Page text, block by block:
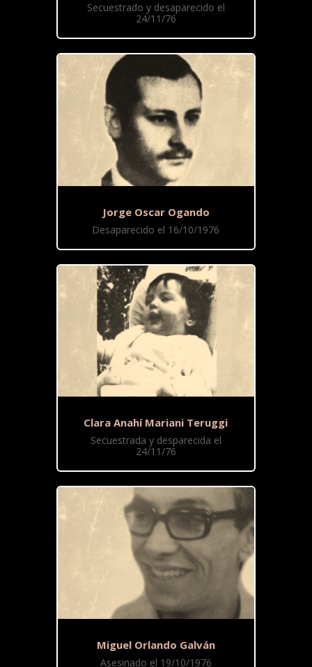
Secuestrado y desaparecido el
24/11/76
Jorge Oscar Ogando
Desaparecido el 16/10/1976
Clara Anahí Mariani Teruggi
Secuestrada y desparecida el
24/11/76
Miguel Orlando Galván
Asesinado el 19/10/1976